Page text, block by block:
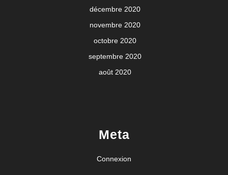
décembre 2020
novembre 2020
octobre 2020
septembre 2020
août 2020
Meta
Connexion